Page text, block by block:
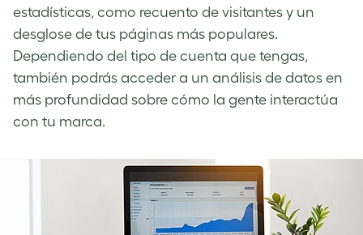
estadísticas, como recuento de visitantes y un
desglose de tus páginas más populares.
Dependiendo del tipo de cuenta que tengas,
también podrás acceder a un análisis de datos en
más profundidad sobre cómo la gente interactúa
con tu marca.